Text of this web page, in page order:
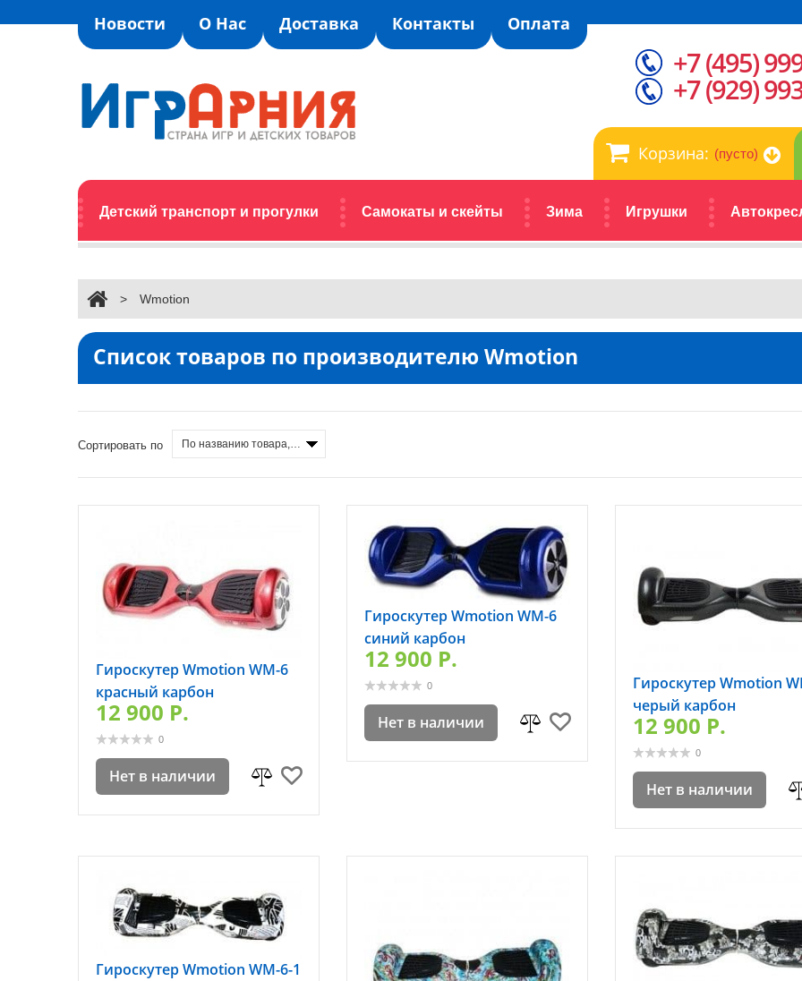
Новости О Нас Доставка Контакты Оплата
Корзина: (пусто)
Детский транспорт и прогулки Самокаты и скейты Зима Игрушки
+7 (495)
+7 (929)
> Wmotion
Список товаров по производителю Wmotion
Сортировать по По названию товара, от А до Я
Гироскутер Wmotion WM-6
красный карбон
12 900 P.
0
Нет в наличии
Гироскутер Wmotion WM-6
синий карбон
12 900 P.
0
Нет в наличии
Гироскутер Wmotion
черый карбон
12 900 P.
0
Нет в наличии
Гироскутер Wmotion WM-6-1